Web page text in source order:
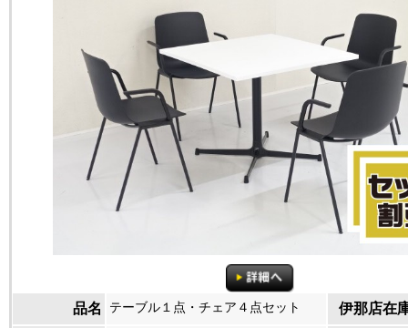
品名 テーブル１点・チェア４点セット 伊那店在